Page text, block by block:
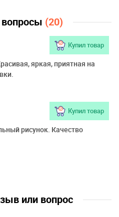
(20)
Купил товар
яркая, приятная на
Купил товар
рисунок. Качество
или вопрос